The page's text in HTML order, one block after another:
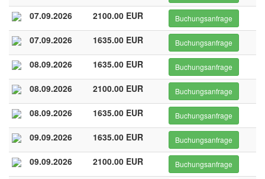
07.09.2026 2100.00 EUR Buchungsanfrage
07.09.2026 1635.00 EUR Buchungsanfrage
08.09.2026 1635.00 EUR Buchungsanfrage
08.09.2026 2100.00 EUR Buchungsanfrage
08.09.2026 1635.00 EUR Buchungsanfrage
09.09.2026 1635.00 EUR Buchungsanfrage
09.09.2026 2100.00 EUR Buchungsanfrage